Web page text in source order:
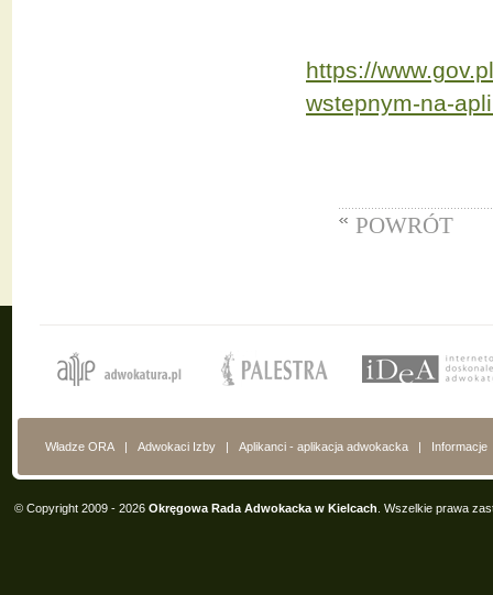
https://
wstepnym-na-
POWRÓT
Władze ORA | Adwokaci Izby | Aplikanci - aplikacja adwokacka | Informacje
© Copyright 2009 - 2026 Okręgowa Rada Adwokacka w Kielcach . Wszelkie prawa